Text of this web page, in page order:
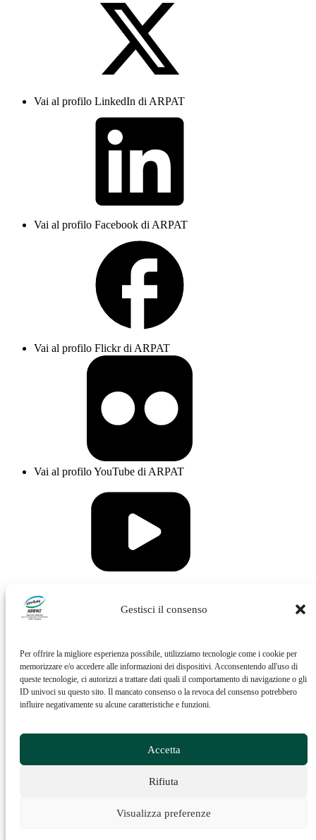
Gestisci il consenso
Per offrire la migliore esperienza possibile, utilizziamo tecnologie come i cookie per
memorizzare e/o accedere alle informazioni dei dispositivi. Acconsentendo all'uso di
queste tecnologie, ci autorizzi a trattare dati quali il comportamento di navigazione o gli
ID univoci su questo sito. Il mancato consenso o la revoca del consenso potrebbero
influire negativamente su alcune caratteristiche e funzioni.
Accetta
Rifiuta
Visualizza preferenze
Vai al profilo LinkedIn di ARPAT
Vai al profilo Facebook di ARPAT
Vai al profilo Flickr di ARPAT
Vai al profilo YouTube di ARPAT
Vai al profilo Issuu di ARPAT